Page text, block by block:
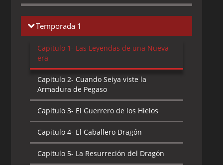
Temporada 1
Capitulo 1- Las Leyendas de una Nueva
era
Capitulo 2- Cuando Seiya viste la
Armadura de Pegaso
Capitulo 3- El Guerrero de los Hielos
Capitulo 4- El Caballero Dragón
Capitulo 5- La Resurreción del Dragón